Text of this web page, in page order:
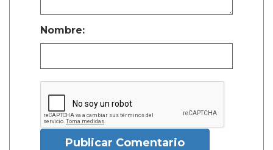
Nombre:
Publicar Comentario